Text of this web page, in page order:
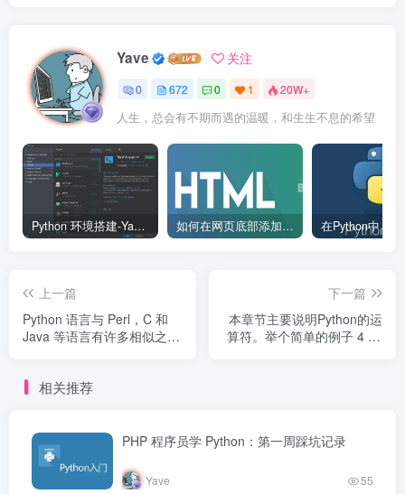
Yave 关注
0 672 0 1 20W+
人生，总会有不期而遇的温暖，和生生不息的希望
Python 环境搭建-Yave520-专业开发者社区 如何在网页底部添加版权信息？
上一篇
Python 语言与 Perl，C 和
Java 等语言有许多相似之
下一篇
本章节主要说明Python的运
算符。举个简单的例子 4 +5
相关推荐
PHP 程序员学 Python：第一周踩坑记录
Yave 55